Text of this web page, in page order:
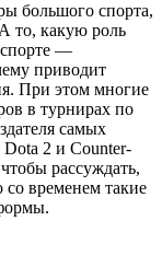
большого спорта,
то, какую роль
—
приводит
При этом многие
в турнирах по
самых
2 и Counter-
рассуждать,
со временем такие